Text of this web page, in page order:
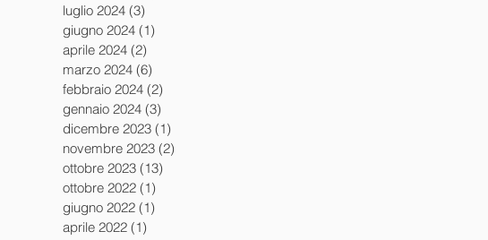
luglio 2024 (3)
giugno 2024 (1)
aprile 2024 (2)
marzo 2024 (6)
febbraio 2024 (2)
gennaio 2024 (3)
dicembre 2023 (1)
novembre 2023 (2)
ottobre 2023 (13)
ottobre 2022 (1)
giugno 2022 (1)
aprile 2022 (1)